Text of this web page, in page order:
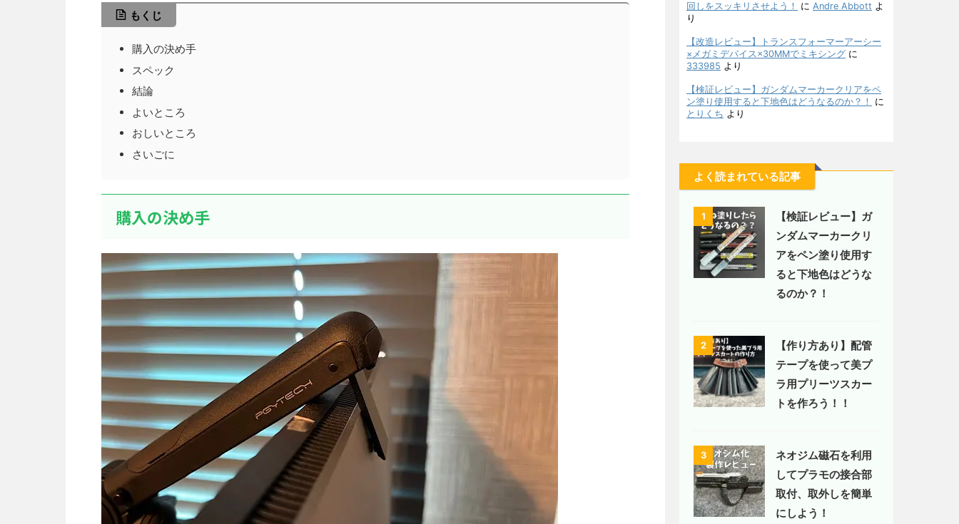
もくじ
購入の決め手
スペック
結論
よいところ
おしいところ
さいごに
購入の決め手
回しをスッキリさせよう！
に Andre Abbott よ
り
【改造レビュー】トランスフォーマーアーシー
×メガミデバイス×30MMでミキシング に
333985 より
【検証レビュー】ガンダムマーカークリアをペ
ン塗り使用すると下地色はどうなるのか？！
に
とりくち より
よく読まれている記事
1
【検証レビュー】ガ
ンダムマーカークリ
アをペン塗り使用す
ると下地色はどうな
るのか？！
2
【作り方あり】配管
テープを使って美プ
ラ用プリーツスカー
トを作ろう！！
3
ネオジム磁石を利用
してプラモの接合部
取付、取外しを簡単
にしよう！